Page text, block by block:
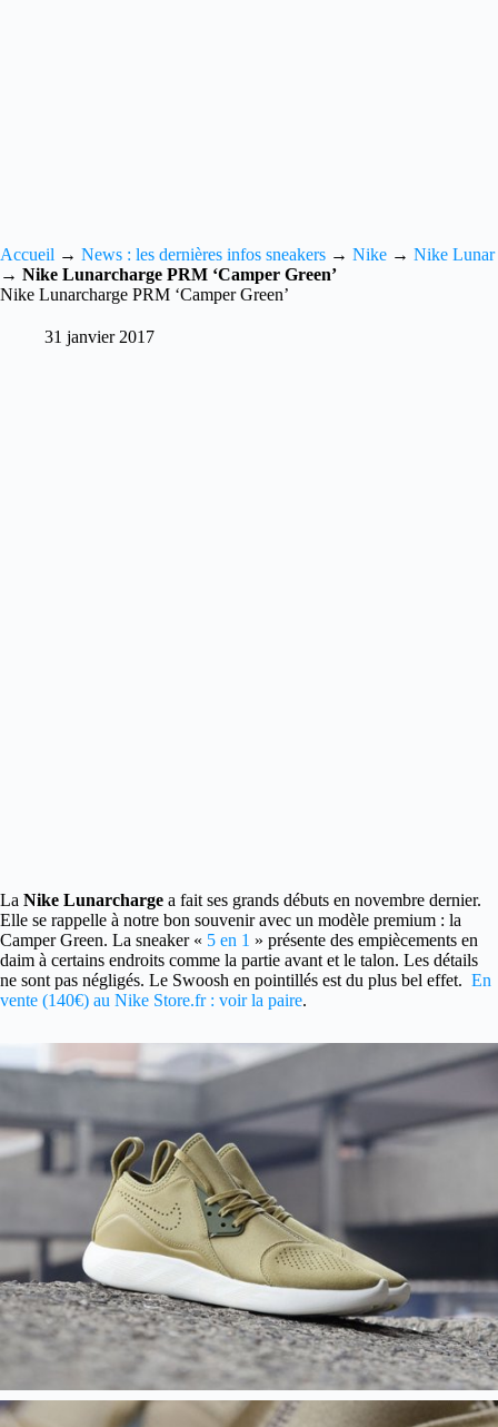
Accueil → News : les dernières infos sneakers → Nike → Nike Lunar
→ Nike Lunarcharge PRM ‘Camper Green’
Nike Lunarcharge PRM ‘Camper Green’
31 janvier 2017
La Nike Lunarcharge a fait ses grands débuts en novembre dernier.
Elle se rappelle à notre bon souvenir avec un modèle premium : la
Camper Green. La sneaker « 5 en 1 » présente des empiècements en
daim à certains endroits comme la partie avant et le talon. Les détails
ne sont pas négligés. Le Swoosh en pointillés est du plus bel effet. En
vente (140€) au Nike Store.fr : voir la paire.